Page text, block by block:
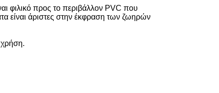
φιλικό προς το περιβάλλον PVC που
είναι άριστες στην έκφραση των ζωηρών
χρήση.